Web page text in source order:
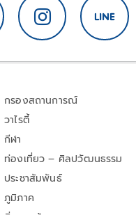
กรองสถานการณ์
วาไรตี้
กีฬา
ท่องเที่ยว – ศิลปวัฒนธรรม
ประชาสัมพันธ์
ภูมิภาค